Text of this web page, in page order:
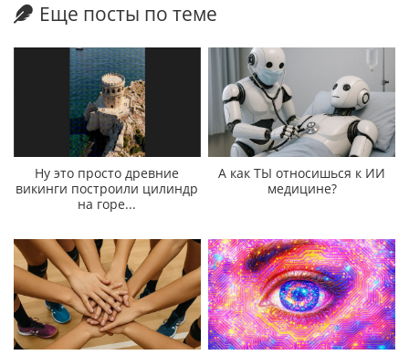
Еще посты по теме
Ну это просто древние
викинги построили цилиндр
на горе...
А как ТЫ относишься к ИИ
медицине?